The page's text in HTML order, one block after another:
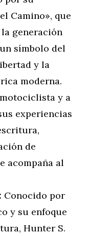
Camino», que
generación
símbolo del
y la
moderna.
y a
experiencias
de
acompaña al
Conocido por
y su enfoque
Hunter S.